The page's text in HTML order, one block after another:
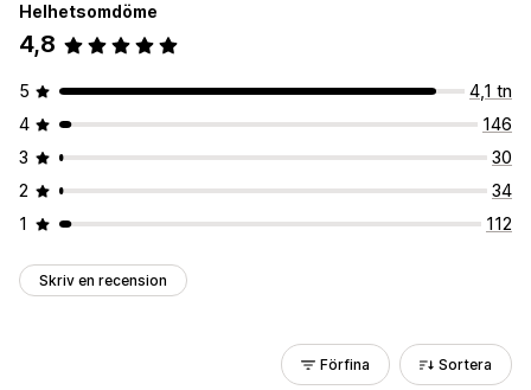
Helhetsomdöme
4,8
5
4,1 tn
4
146
3
30
2
34
1
112
Skriv en recension
Förfina Sortera